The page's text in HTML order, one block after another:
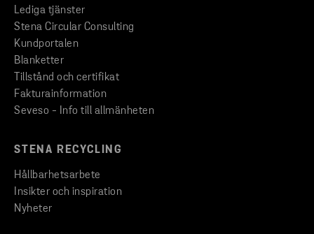
Lediga tjänster
Stena Circular Consulting
Kundportalen
Blanketter
Tillstånd och certifikat
Fakturainformation
Seveso - Info till allmänheten
STENA RECYCLING
Hållbarhetsarbete
Insikter och inspiration
Nyheter